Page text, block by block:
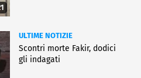
ULTIME NOTIZIE
Scontri morte Fakir, dodici
gli indagati